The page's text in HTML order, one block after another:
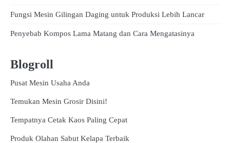
Fungsi Mesin Gilingan Daging untuk Produksi Lebih Lancar
Penyebab Kompos Lama Matang dan Cara Mengatasinya
Blogroll
Pusat Mesin Usaha Anda
Temukan Mesin Grosir Disini!
Tempatnya Cetak Kaos Paling Cepat
Produk Olahan Sabut Kelapa Terbaik